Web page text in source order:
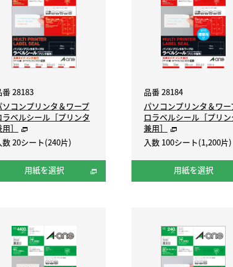
番 28183
ソコンプリンタ＆ワープ
ラベルシール［プリンタ
］
数 20シート(240片)
用紙を選択
品番 28184
パソコンプリンタ＆ワー
ロラベルシール［プリン
兼用］
入数 100シート(1,200片)
用紙を選択